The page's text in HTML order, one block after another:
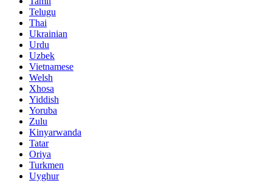
Telugu
Thai
Ukrainian
Urdu
Uzbek
Vietnamese
Welsh
Xhosa
Yiddish
Yoruba
Zulu
Kinyarwanda
Tatar
Oriya
Turkmen
Uyghur